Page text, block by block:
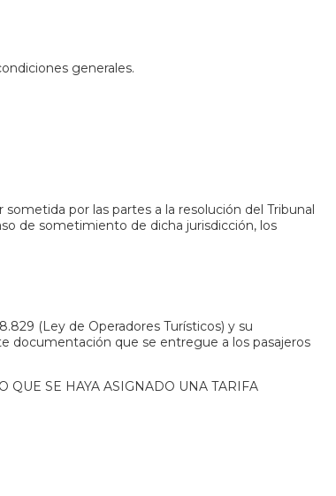
generales.
por las partes a la resolución del Tribunal
de sometimiento de dicha jurisdicción, los
(Ley de Operadores Turísticos) y su
documentación que se entregue a los pasajeros
QUE SE HAYA ASIGNADO UNA TARIFA